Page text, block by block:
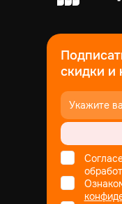
скидки и